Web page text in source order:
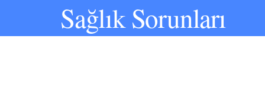
Sağlık Sorunları